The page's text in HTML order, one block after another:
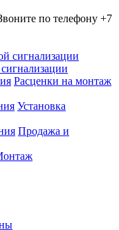
по телефону +7
Расценки на монтаж
Установка
Продажа и